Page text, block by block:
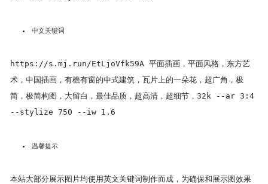
中文关键词
https://s.mj.run/EtLjoVfk59A 平面插画，平面风格，东方艺
术，中国插画，有檐有窗的中式建筑，瓦片上的一朵花，超广角，极
简，极简构图，大留白，最佳品质，超高清，超细节，32k --ar 3:4
--stylize 750 --iw 1.6
温馨提示
本站大部分展示图片均使用英文关键词制作而成，为确保和展示图效果